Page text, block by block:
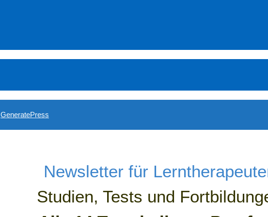
GeneratePress
Newsletter für
Studien, Tests und